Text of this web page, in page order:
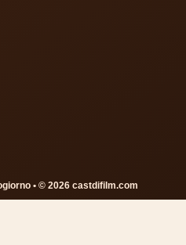
• © 2026 castdifilm.com